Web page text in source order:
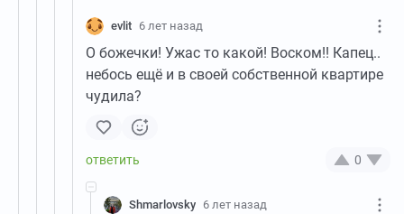
evlit 6 лет назад
О божечки! Ужас то какой! Воском!! Капец..
небось ещё и в своей собственной квартире
чудила?
0
Shmarlovsky 6 лет назад